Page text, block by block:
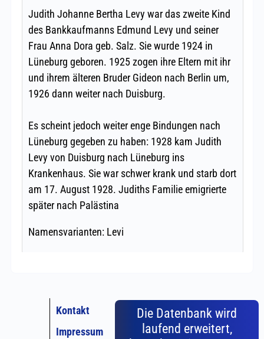
Kontakt
Impressum
Die Datenbank wird
laufend erweitert,